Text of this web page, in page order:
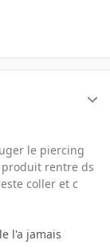
le piercing
produit rentre ds
coller et c
l'a jamais